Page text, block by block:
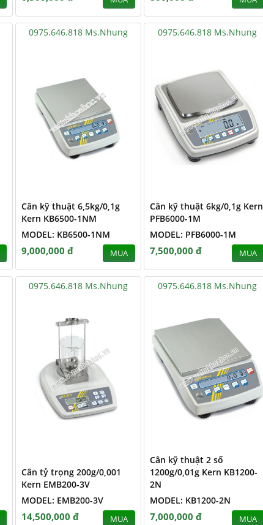
0975.646.818 Ms.Nhung
Cân kỹ thuật 6,5kg/0,1g
Kern KB6500-1NM
MODEL: KB6500-1NM
9,000,000 đ MUA
0975.646.818 Ms.Nhung
Cân kỹ thuật 6kg/0,1g Kern
PFB6000-1M
MODEL: PFB6000-1M
7,500,000 đ MUA
0975.646.818 Ms.Nhung
Cân tỷ trọng 200g/0,001
Kern EMB200-3V
MODEL: EMB200-3V
14,500,000 đ MUA
0975.646.818 Ms.Nhung
Cân kỹ thuật 2 số
1200g/0,01g Kern KB1200-
2N
MODEL: KB1200-2N
7,000,000 đ MUA